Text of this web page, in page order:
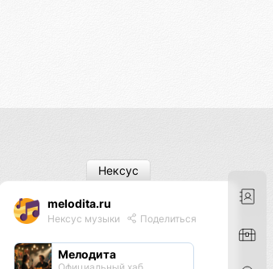
melodita.ru
Нексус музыки Поделиться
Мелодита
Нексус